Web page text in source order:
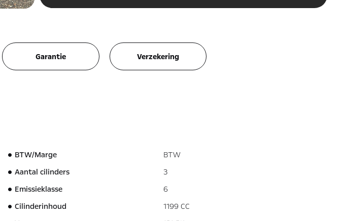
Garantie Verzekering
BTW/Marge
BTW
Aantal cilinders
3
Emissieklasse
6
Cilinderinhoud
1199 CC